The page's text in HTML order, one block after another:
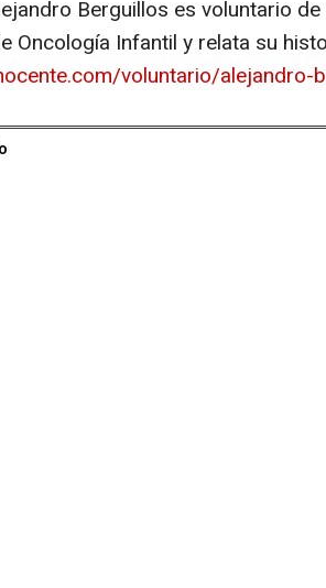
Berguillos es voluntario
Oncología Infantil y relata su
voluntario/alejandro-